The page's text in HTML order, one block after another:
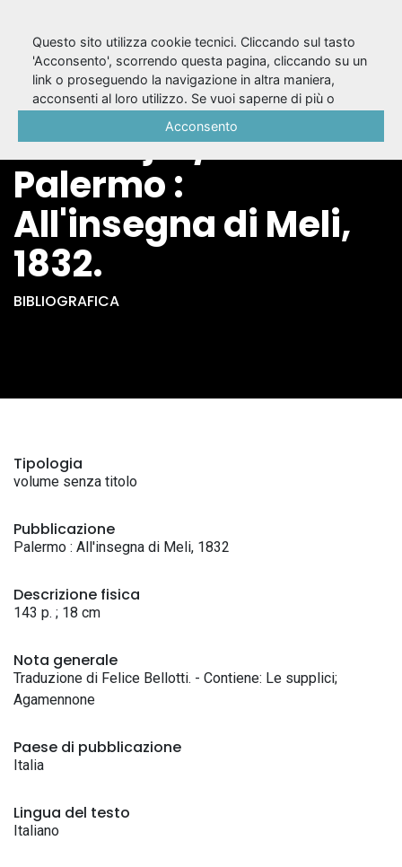
{Tragedie di
Eschilo} 2 / Eschilo. -
Palermo :
All'insegna di Meli,
1832.
BIBLIOGRAFICA
Tipologia
volume senza titolo
Pubblicazione
Palermo : All'insegna di Meli, 1832
Descrizione fisica
143 p. ; 18 cm
Nota generale
Traduzione di Felice Bellotti. - Contiene: Le supplici;
Agamennone
Paese di pubblicazione
Italia
Lingua del testo
Italiano
Questo sito utilizza cookie tecnici. Cliccando sul tasto
'Acconsento', scorrendo questa pagina, cliccando su un
link o proseguendo la navigazione in altra maniera,
acconsenti al loro utilizzo. Se vuoi saperne di più o
Acconsento